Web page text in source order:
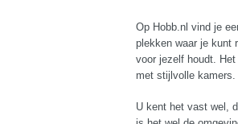
Op Hobb.nl vind je
plekken waar je kunt
voor jezelf houdt.
met stijlvolle
U kent het vast wel,